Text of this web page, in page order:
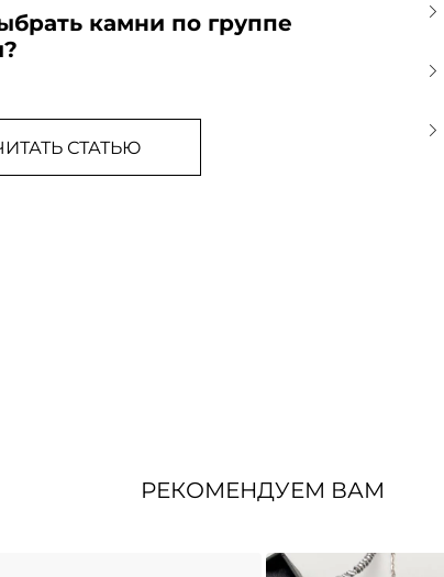
камни по группе
СТАТЬЮ
РЕКОМЕНДУЕМ ВАМ